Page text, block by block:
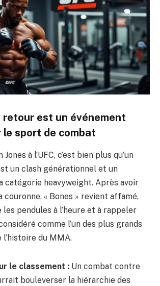
retour est un événement
le sport de combat
à l’UFC, c’est bien plus qu’un
un clash générationnel et un
catégorie heavyweight. Après avoir
couronne, « Bones » revient affamé,
pendules à l’heure et à rappeler
comme l’un des plus grands
du MMA.
le classement : Un combat contre
bouleverser la hiérarchie des